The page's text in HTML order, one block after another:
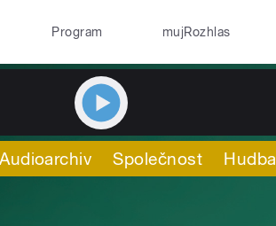
Program mujRozhlas
Audioarchiv Společnost Hudba